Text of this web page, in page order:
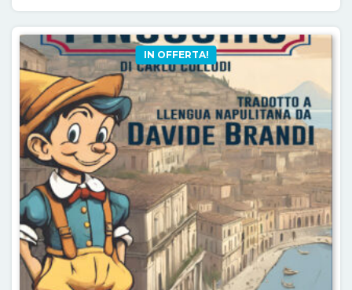
IN OFFERTA!